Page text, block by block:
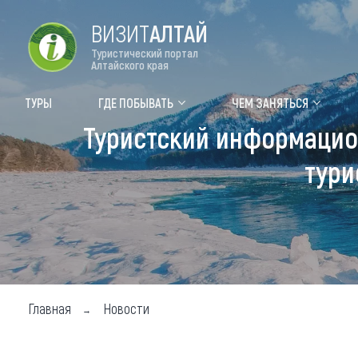
Форум VISIT ALTAI
Туры Где
Топ
ВИЗИТАЛТАЙ
Туристический портал
Алтайского края
ТУРЫ ГДЕ ПОБЫВАТЬ ЧЕМ ЗАНЯТЬСЯ
Туристский
Главная Новости